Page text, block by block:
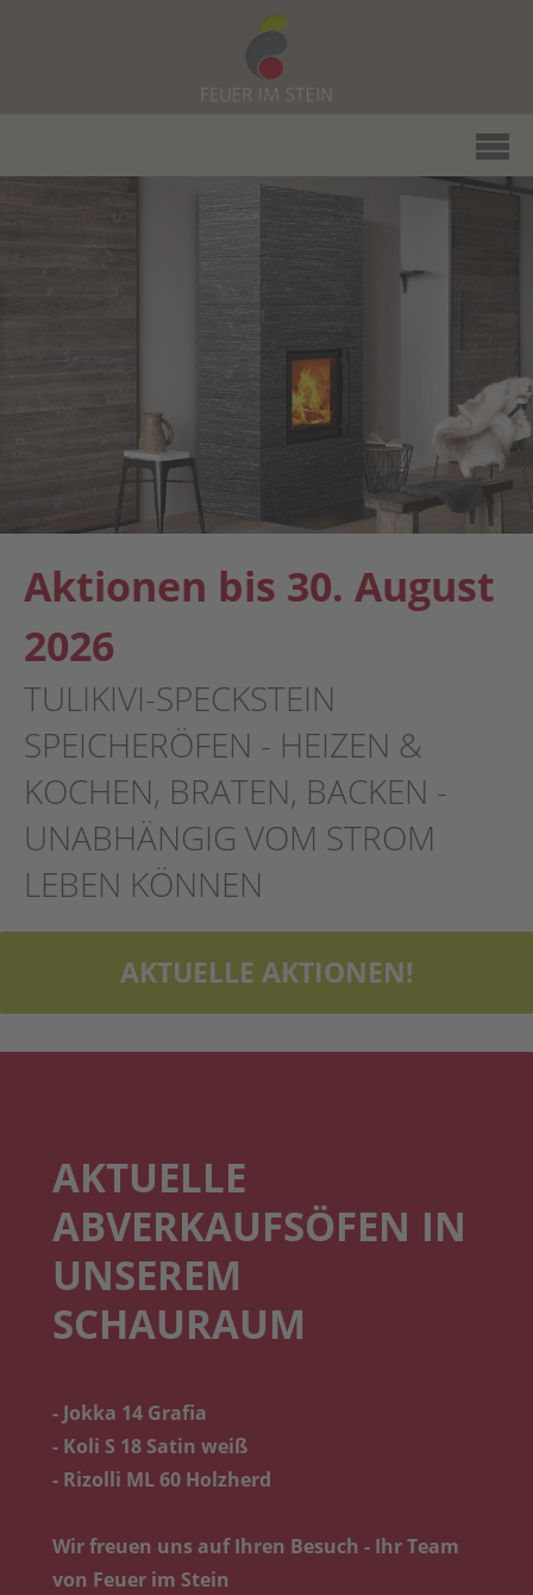
Aktionen bis 30. August
2026
TULIKIVI-SPECKSTEIN
SPEICHERÖFEN - HEIZEN &
KOCHEN, BRATEN, BACKEN -
UNABHÄNGIG VOM STROM
LEBEN KÖNNEN
AKTUELLE AKTIONEN!
AKTUELLE
ABVERKAUFSÖFEN IN
UNSEREM
SCHAURAUM
- Jokka 14 Grafia
- Koli S 18 Satin weiß
- Rizolli ML 60 Holzherd
Wir freuen uns auf Ihren Besuch - Ihr Team
von Feuer im Stein